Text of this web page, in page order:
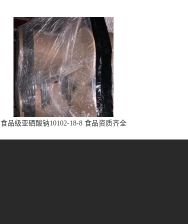
食品级亚硒酸钠10102-18-8 食品资质齐全